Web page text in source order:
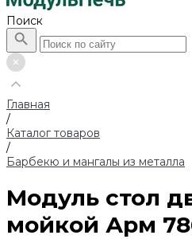
Поиск
Главная
/
Каталог товаров
/
Барбекю и мангалы из металла
Модуль стол
мойкой Арм